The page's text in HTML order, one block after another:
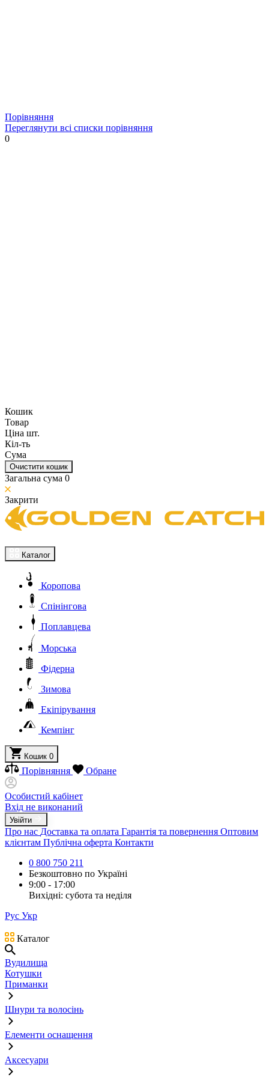
Порівняння
Переглянути всі списки порівняння
0
Кошик
Товар
Ціна шт.
Кіл-ть
Сума
Очистити кошик
Загальна сума 0
Закрити
Каталог
Коропова
Спінінгова
Поплавцева
Морська
Фідерна
Зимова
Екіпірування
Кемпінг
Кошик 0
Порівняння Обране
Особистий кабінет
Вхід не виконаний
Увійти
Про нас Доставка та оплата Гарантія та повернення Оптовим
клієнтам Публічна оферта Контакти
0 800 750 211
Безкоштовно по Україні
9:00 - 17:00
Вихідні: субота та неділя
Рус Укр
Каталог
Вудилища
Котушки
Приманки
Шнури та волосінь
Елементи оснащення
Аксесуари